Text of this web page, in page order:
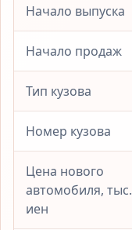
Начало выпуска
Начало продаж
Тип кузова
Номер кузова
Цена нового
автомобиля, тыс.
иен